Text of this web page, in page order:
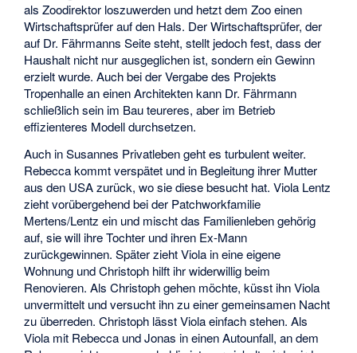
als Zoodirektor loszuwerden und hetzt dem Zoo einen
Wirtschaftsprüfer auf den Hals. Der Wirtschaftsprüfer, der
auf Dr. Fährmanns Seite steht, stellt jedoch fest, dass der
Haushalt nicht nur ausgeglichen ist, sondern ein Gewinn
erzielt wurde. Auch bei der Vergabe des Projekts
Tropenhalle an einen Architekten kann Dr. Fährmann
schließlich sein im Bau teureres, aber im Betrieb
effizienteres Modell durchsetzen.
Auch in Susannes Privatleben geht es turbulent weiter.
Rebecca kommt verspätet und in Begleitung ihrer Mutter
aus den USA zurück, wo sie diese besucht hat. Viola Lentz
zieht vorübergehend bei der Patchworkfamilie
Mertens/Lentz ein und mischt das Familienleben gehörig
auf, sie will ihre Tochter und ihren Ex-Mann
zurückgewinnen. Später zieht Viola in eine eigene
Wohnung und Christoph hilft ihr widerwillig beim
Renovieren. Als Christoph gehen möchte, küsst ihn Viola
unvermittelt und versucht ihn zu einer gemeinsamen Nacht
zu überreden. Christoph lässt Viola einfach stehen. Als
Viola mit Rebecca und Jonas in einen Autounfall, an dem